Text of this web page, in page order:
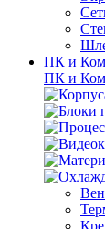
ПК и
ПК и